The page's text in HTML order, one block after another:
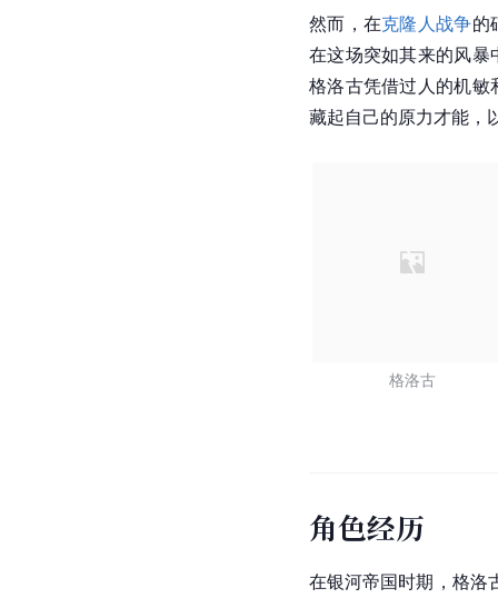
然而，在克隆人战争的
在这场突如其来的风
格洛古凭借过人的机敏
藏起自己的原力才能，
格洛古
角色经历
在银河帝国时期，格洛